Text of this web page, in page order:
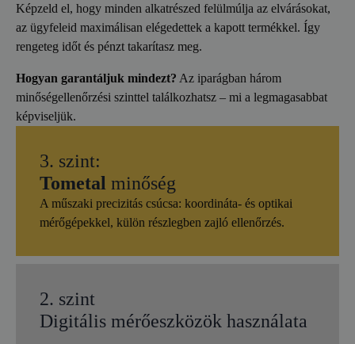
Képzeld el, hogy minden alkatrészed felülmúlja az elvárásokat,
az ügyfeleid maximálisan elégedettek a kapott termékkel. Így
rengeteg időt és pénzt takarítasz meg.
Hogyan garantáljuk mindezt? Az iparágban három
minőségellenőrzési szinttel találkozhatsz – mi a legmagasabbat
képviseljük.
3. szint:
Tometal minőség
A műszaki precizitás csúcsa: koordináta- és optikai
mérőgépekkel, külön részlegben zajló ellenőrzés.
2. szint
Digitális mérőeszközök használata